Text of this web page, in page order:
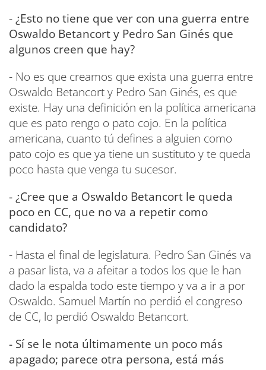
- ¿Esto no tiene que ver con una guerra entre
Oswaldo Betancort y Pedro San Ginés que
algunos creen que hay?
- No es que creamos que exista una guerra entre
Oswaldo Betancort y Pedro San Ginés, es que
existe. Hay una definición en la política americana
que es pato rengo o pato cojo. En la política
americana, cuanto tú defines a alguien como
pato cojo es que ya tiene un sustituto y te queda
poco hasta que venga tu sucesor.
- ¿Cree que a Oswaldo Betancort le queda
poco en CC, que no va a repetir como
candidato?
- Hasta el final de legislatura. Pedro San Ginés va
a pasar lista, va a afeitar a todos los que le han
dado la espalda todo este tiempo y va a ir a por
Oswaldo. Samuel Martín no perdió el congreso
de CC, lo perdió Oswaldo Betancort.
- Sí se le nota últimamente un poco más
apagado; parece otra persona, está más